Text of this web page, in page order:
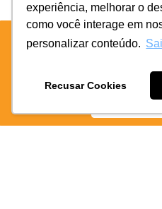
BAIXE O APP
experiência, melhorar o
como você interage em
personalizar conteúdo.
Recusar Cookies